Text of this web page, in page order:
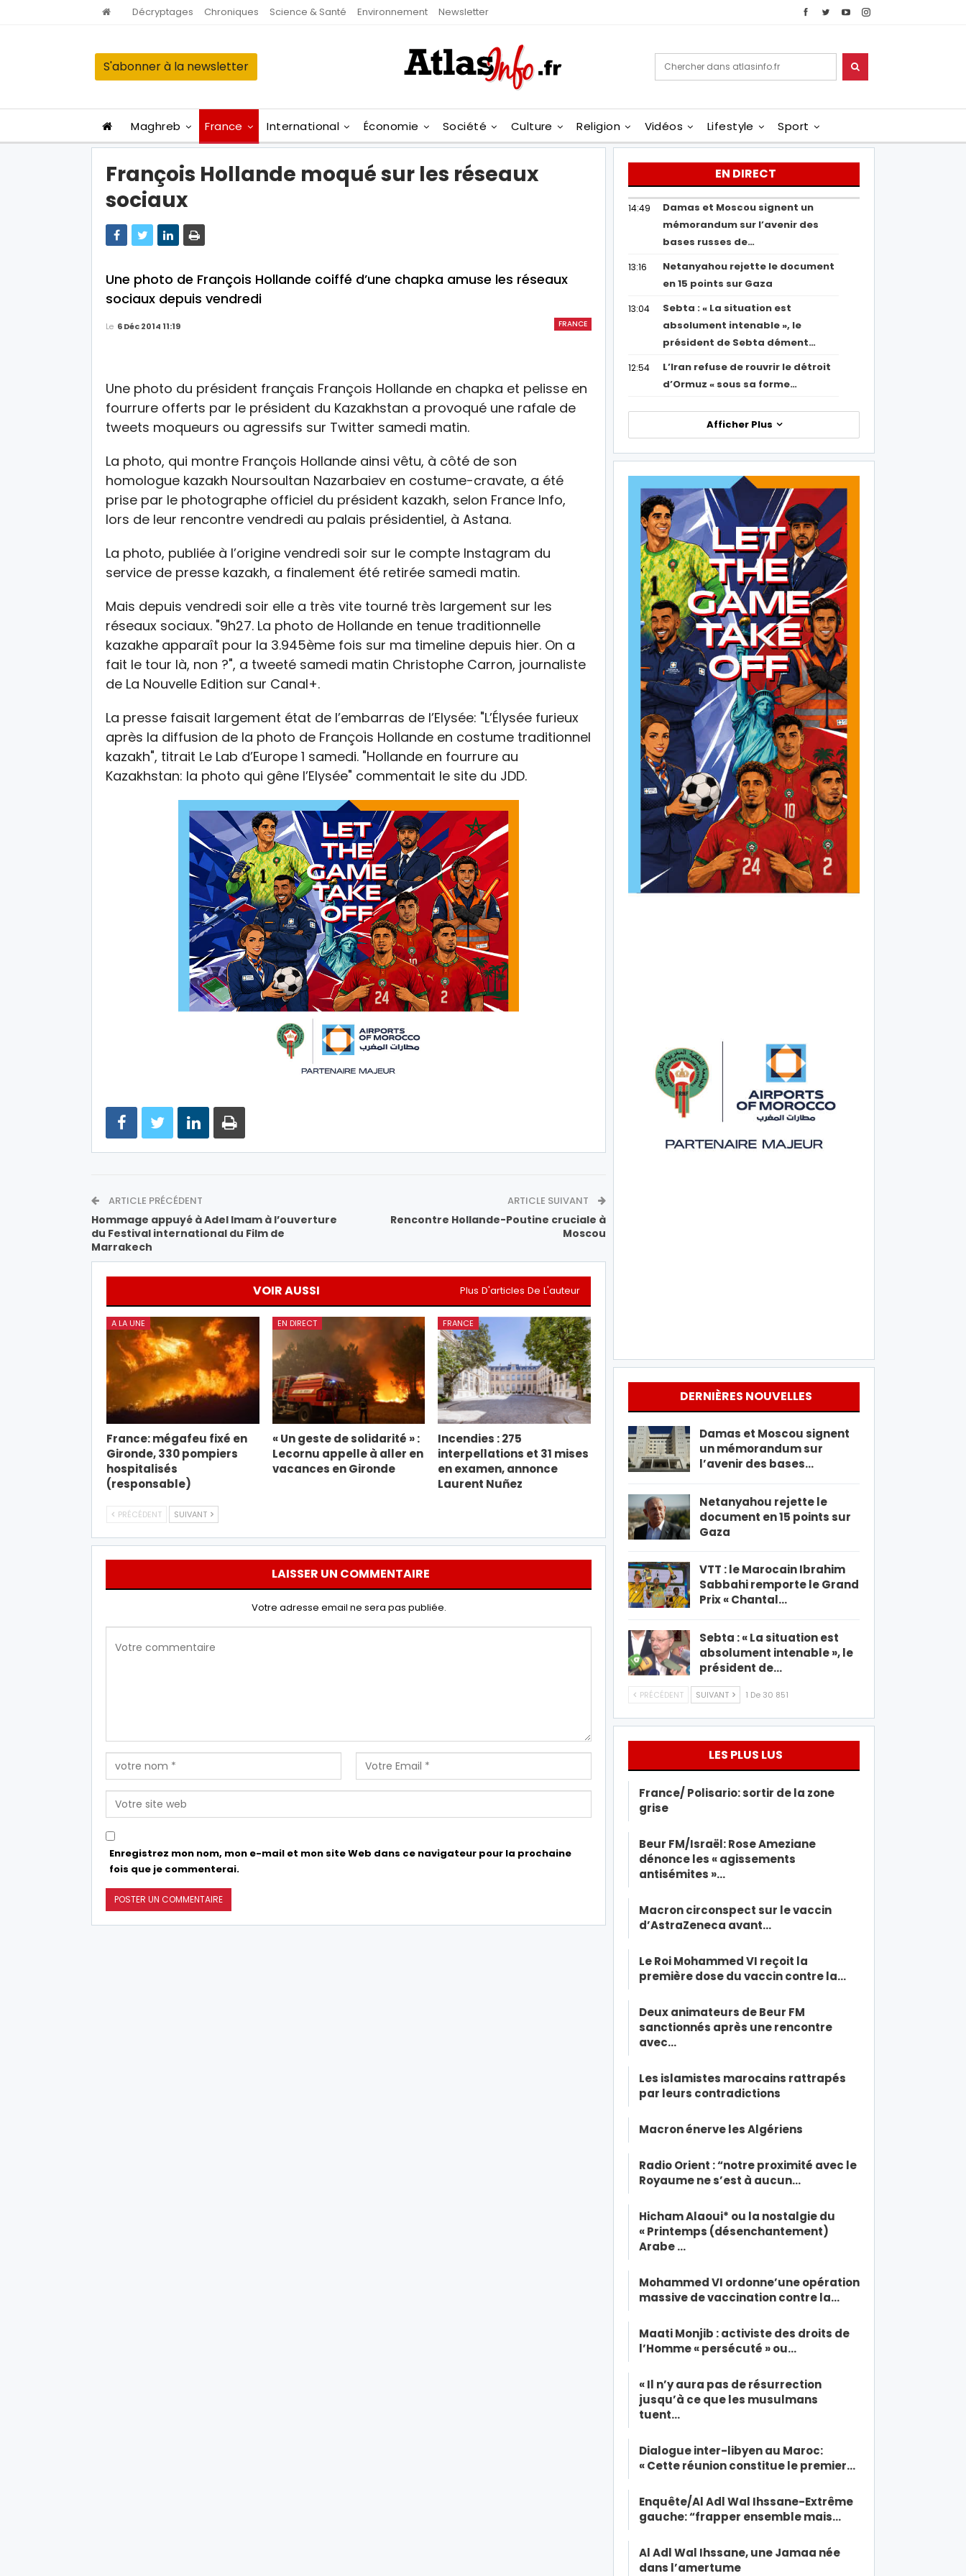
Décryptages Chroniques Science & Santé Environnement Newsletter
S'abonner à la newsletter
Maghreb France International Économie Société Culture Religion Vidéos Lifestyle Sport
François Hollande moqué sur les réseaux
sociaux
Une photo de François Hollande coiffé d’une chapka amuse les réseaux
sociaux depuis vendredi
FRANCE
Le 6 Déc 2014 11:19
Une photo du président français François Hollande en chapka et pelisse en
fourrure offerts par le président du Kazakhstan a provoqué une rafale de
tweets moqueurs ou agressifs sur Twitter samedi matin.
La photo, qui montre François Hollande ainsi vêtu, à côté de son
homologue kazakh Noursoultan Nazarbaiev en costume-cravate, a été
prise par le photographe officiel du président kazakh, selon France Info,
lors de leur rencontre vendredi au palais présidentiel, à Astana.
La photo, publiée à l’origine vendredi soir sur le compte Instagram du
service de presse kazakh, a finalement été retirée samedi matin.
Mais depuis vendredi soir elle a très vite tourné très largement sur les
réseaux sociaux. "9h27. La photo de Hollande en tenue traditionnelle
kazakhe apparaît pour la 3.945ème fois sur ma timeline depuis hier. On a
fait le tour là, non ?", a tweeté samedi matin Christophe Carron, journaliste
de La Nouvelle Edition sur Canal+.
La presse faisait largement état de l’embarras de l’Elysée: "L’Élysée furieux
après la diffusion de la photo de François Hollande en costume traditionnel
kazakh", titrait Le Lab d’Europe 1 samedi. "Hollande en fourrure au
Kazakhstan: la photo qui gêne l’Elysée" commentait le site du JDD.
ARTICLE PRÉCÉDENT
Hommage appuyé à Adel Imam à l’ouverture
du Festival international du Film de
Marrakech
ARTICLE SUIVANT
Rencontre Hollande-Poutine cruciale à
Moscou
VOIR AUSSI Plus D'articles De L'auteur
A LA UNE
France: mégafeu fixé en
Gironde, 330 pompiers
hospitalisés
(responsable)
EN DIRECT
« Un geste de solidarité » :
Lecornu appelle à aller en
vacances en Gironde
FRANCE
Incendies : 275
interpellations et 31 mises
en examen, annonce
Laurent Nuñez
PRÉCÉDENT SUIVANT
LAISSER UN COMMENTAIRE
Votre adresse email ne sera pas publiée.
Enregistrez mon nom, mon e-mail et mon site Web dans ce navigateur pour la prochaine
fois que je commenterai.
EN DIRECT
14:49
Damas et Moscou signent un
mémorandum sur l’avenir des
bases russes de…
13:16
Netanyahou rejette le document
en 15 points sur Gaza
13:04
Sebta : « La situation est
absolument intenable », le
président de Sebta dément…
12:54
L’Iran refuse de rouvrir le détroit
d’Ormuz « sous sa forme…
Afficher Plus
DERNIÈRES NOUVELLES
Damas et Moscou signent
un mémorandum sur
l’avenir des bases…
Netanyahou rejette le
document en 15 points sur
Gaza
VTT : le Marocain Ibrahim
Sabbahi remporte le Grand
Prix « Chantal…
Sebta : « La situation est
absolument intenable », le
président de…
PRÉCÉDENT SUIVANT 1 De 30 851
LES PLUS LUS
France/ Polisario: sortir de la zone
grise
Beur FM/Israël: Rose Ameziane
dénonce les « agissements
antisémites »…
Macron circonspect sur le vaccin
d’AstraZeneca avant…
Le Roi Mohammed VI reçoit la
première dose du vaccin contre la…
Deux animateurs de Beur FM
sanctionnés après une rencontre
avec…
Les islamistes marocains rattrapés
par leurs contradictions
Macron énerve les Algériens
Radio Orient : “notre proximité avec le
Royaume ne s’est à aucun…
Hicham Alaoui* ou la nostalgie du
« Printemps (désenchantement)
Arabe …
Mohammed VI ordonne’une opération
massive de vaccination contre la…
Maati Monjib : activiste des droits de
l’Homme « persécuté » ou…
« Il n’y aura pas de résurrection
jusqu’à ce que les musulmans
tuent…
Dialogue inter-libyen au Maroc:
« Cette réunion constitue le premier…
Enquête/Al Adl Wal Ihssane-Extrême
gauche: “frapper ensemble mais…
Al Adl Wal Ihssane, une Jamaa née
dans l’amertume